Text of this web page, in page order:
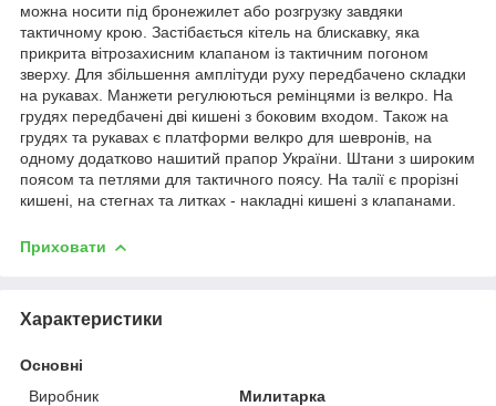
можна носити під бронежилет або розгрузку завдяки
тактичному крою. Застібається кітель на блискавку, яка
прикрита вітрозахисним клапаном із тактичним погоном
зверху. Для збільшення амплітуди руху передбачено складки
на рукавах. Манжети регулюються ремінцями із велкро. На
грудях передбачені дві кишені з боковим входом. Також на
грудях та рукавах є платформи велкро для шевронів, на
одному додатково нашитий прапор України. Штани з широким
поясом та петлями для тактичного поясу. На талії є прорізні
кишені, на стегнах та литках - накладні кишені з клапанами.
Приховати
Характеристики
Основні
Виробник
Милитарка